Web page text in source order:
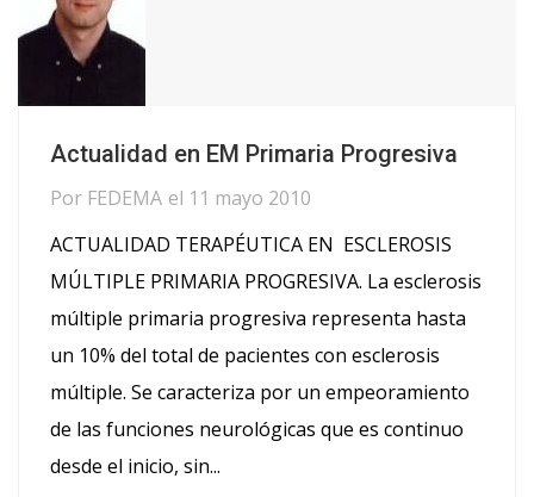
Actualidad en EM Primaria Progresiva
Por FEDEMA el 11 mayo 2010
ACTUALIDAD TERAPÉUTICA EN ESCLEROSIS
MÚLTIPLE PRIMARIA PROGRESIVA. La esclerosis
múltiple primaria progresiva representa hasta
un 10% del total de pacientes con esclerosis
múltiple. Se caracteriza por un empeoramiento
de las funciones neurológicas que es continuo
desde el inicio, sin...